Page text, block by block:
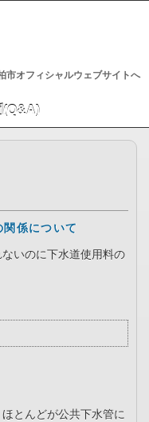
市オフィシャルウェブサイトへ
係について
いのに下水道使用料の
とんどが公共下水管に